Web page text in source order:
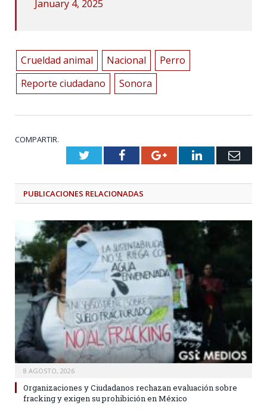
January 4, 2025
Crueldad animal Nacional
Perro
Reporte ciudadano
Sonora
COMPARTIR.
TwitterFacebookGoogle+LinkedIn
PUBLICACIONES RELACIONADAS
8 AGOSTO, 2026
Organizaciones y Ciudadanos rechazan evaluación sobre
fracking y exigen su prohibición en México